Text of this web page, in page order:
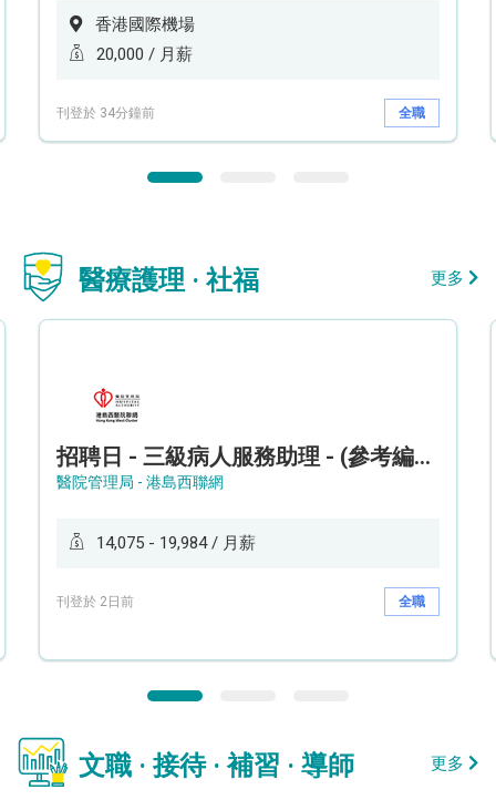
香港國際機場
20,000 / 月薪
刊登於 34分鐘前 全職
醫療護理 · 社福 更多
招聘日 - 三級病人服務助理 - (參考編號: HKWCS260107)
醫院管理局 - 港島西聯網
14,075 - 19,984 / 月薪
刊登於 2日前 全職
文職 · 接待 · 補習 · 導師 更多